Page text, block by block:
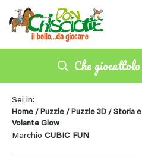
Che
Sei in:
Home / Puzzle / Puzzle 3D / Storia
Volante Glow
Marchio CUBIC FUN